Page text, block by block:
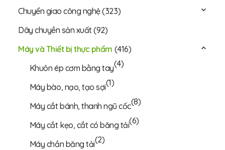
Chuyển giao công nghệ(323)
Dây chuyền sản xuất(92)
Máy và Thiết bị thực phẩm (416)
Khuôn ép cơm bằng tay(4)
Máy bào, nạo, tạo sợi(1)
Máy cắt bánh, thanh ngũ cốc(8)
Máy cắt kẹo, cắt có băng tải(6)
Máy chần băng tải(2)